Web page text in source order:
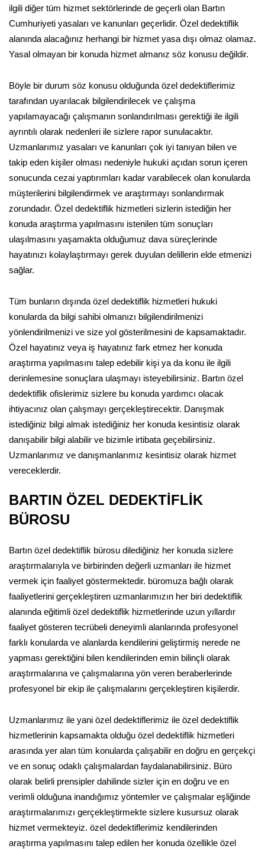
ilgili diğer tüm hizmet sektörlerinde de geçerli olan Bartın
Cumhuriyeti yasaları ve kanunları geçerlidir. Özel dedektiflik
alanında alacağınız herhangi bir hizmet yasa dışı olmaz olamaz.
Yasal olmayan bir konuda hizmet almanız söz konusu değildir.
Böyle bir durum söz konusu olduğunda özel dedektiflerimiz
tarafından uyarılacak bilgilendirilecek ve çalışma
yapılamayacağı çalışmanın sonlandırılması gerektiği ile ilgili
ayrıntılı olarak nedenleri ile sizlere rapor sunulacaktır.
Uzmanlarımız yasaları ve kanunları çok iyi tanıyan bilen ve
takip eden kişiler olması nedeniyle hukuki açıdan sorun içeren
sonucunda cezai yaptırımları kadar varabilecek olan konularda
müşterilerini bilgilendirmek ve araştırmayı sonlandırmak
zorundadır. Özel dedektiflik hizmetleri sizlerin istediğin her
konuda araştırma yapılmasını istenilen tüm sonuçları
ulaşılmasını yaşamakta olduğumuz dava süreçlerinde
hayatınızı kolaylaştırmayı gerek duyulan delillerin elde etmenizi
sağlar.
Tüm bunların dışında özel dedektiflik hizmetleri hukuki
konularda da bilgi sahibi olmanızı bilgilendirilmenizi
yönlendirilmenizi ve size yol gösterilmesini de kapsamaktadır.
Özel hayatınız veya iş hayatınız fark etmez her konuda
araştırma yapılmasını talep edebilir kişi ya da konu ile ilgili
derinlemesine sonuçlara ulaşmayı isteyebilirsiniz. Bartın özel
dedektiflik ofislerimiz sizlere bu konuda yardımcı olacak
ihtiyacınız olan çalışmayı gerçekleştirecektir. Danışmak
istediğiniz bilgi almak istediğiniz her konuda kesintisiz olarak
danışabilir bilgi alabilir ve bizimle irtibata geçebilirsiniz.
Uzmanlarımız ve danışmanlarımız kesintisiz olarak hizmet
vereceklerdir.
BARTIN ÖZEL DEDEKTİFLİK
BÜROSU
Bartın özel dedektiflik bürosu dilediğiniz her konuda sizlere
araştırmalarıyla ve birbirinden değerli uzmanları ile hizmet
vermek için faaliyet göstermektedir. büromuza bağlı olarak
faaliyetlerini gerçekleştiren uzmanlarımızın her biri dedektiflik
alanında eğitimli özel dedektiflik hizmetlerinde uzun yıllardır
faaliyet gösteren tecrübeli deneyimli alanlarında profesyonel
farklı konularda ve alanlarda kendilerini geliştirmiş nerede ne
yapması gerektiğini bilen kendilerinden emin bilinçli olarak
araştırmalarına ve çalışmalarına yön veren beraberlerinde
profesyonel bir ekip ile çalışmalarını gerçekleştiren kişilerdir.
Uzmanlarımız ile yani özel dedektiflerimiz ile özel dedektiflik
hizmetlerinin kapsamakta olduğu özel dedektiflik hizmetleri
arasında yer alan tüm konularda çalışabilir en doğru en gerçekçi
ve en sonuç odaklı çalışmalardan faydalanabilirsiniz. Büro
olarak belirli prensipler dahilinde sizler için en doğru ve en
verimli olduğuna inandığımız yöntemler ve çalışmalar eşliğinde
araştırmalarımızı gerçekleştirmekte sizlere kusursuz olarak
hizmet vermekteyiz. özel dedektiflerimiz kendilerinden
araştırma yapılmasını talep edilen her konuda özellikle özel